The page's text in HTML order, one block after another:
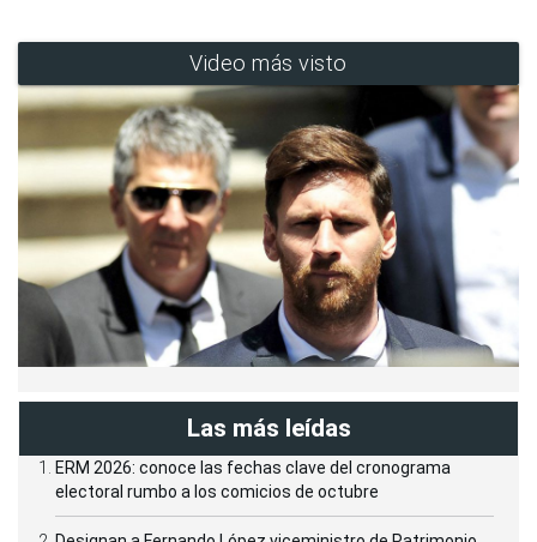
Video más visto
Las más leídas
ERM 2026: conoce las fechas clave del cronograma
electoral rumbo a los comicios de octubre